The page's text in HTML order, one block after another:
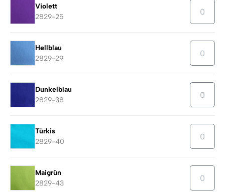
Violett
2829-25
Hellblau
2829-29
Dunkelblau
2829-38
Türkis
2829-40
Maigrün
2829-43